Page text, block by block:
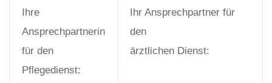
Ihre
Ansprechpartnerin
für den
Pflegedienst:
Ihr Ansprechpartner für
den
ärztlichen Dienst: